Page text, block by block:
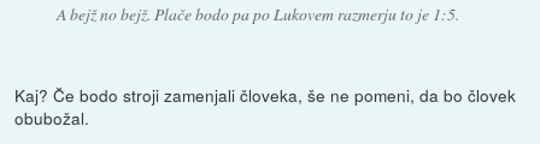
A bejž no bejž. Plače bodo pa po Lukovem razmerju to je 1:5.
Kaj? Če bodo stroji zamenjali človeka, še ne pomeni, da bo človek
obubožal.